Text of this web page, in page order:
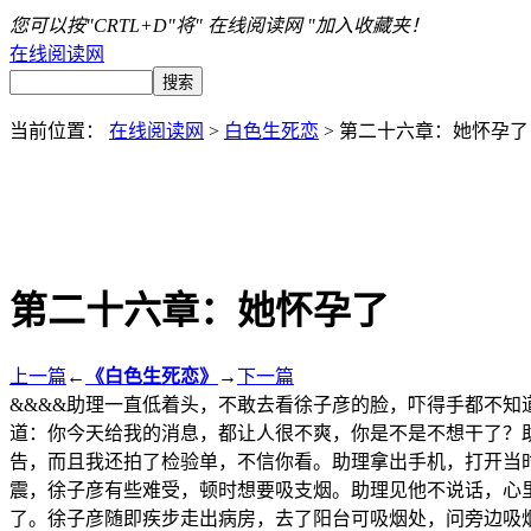
您可以按"CRTL+D"将" 在线阅读网 "加入收藏夹！
在线阅读网
当前位置： 在线阅读网 > 白色生死恋 > 第二十六章：她怀孕了
第二十六章：她怀孕了
上一篇 ← 《白色生死恋》 →下一篇
&&&&助理一直低着头，不敢去看徐子彦的脸，吓得手都不
道：你今天给我的消息，都让人很不爽，你是不是不想干了
告，而且我还拍了检验单，不信你看。助理拿出手机，打开
震，徐子彦有些难受，顿时想要吸支烟。助理见他不说话，
了。徐子彦随即疾步走出病房，去了阳台可吸烟处，问旁边